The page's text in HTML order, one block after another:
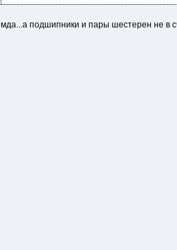
мда...а подшипники и пары шестерен не в